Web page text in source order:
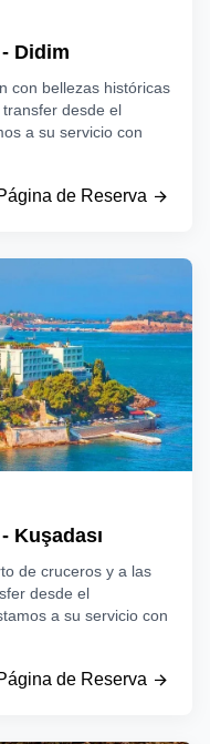
Didim
con bellezas históricas
desde el
a su servicio con
de Reserva
Kuşadası
de cruceros y a las
desde el
a su servicio con
de Reserva